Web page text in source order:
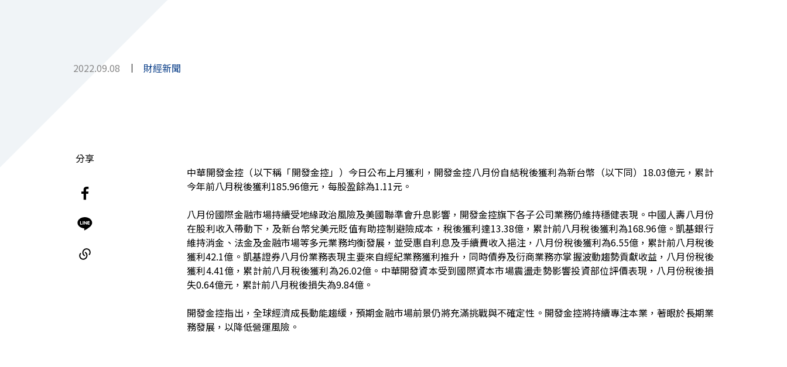
2022.09.08 財經新聞
分享
中華開發金控（以下稱「開發金控」）今日公布上月獲利，開發金控八月份自結稅後獲利為新台幣（以下同） 18.03億元，累計
今年前八月稅後獲利185.96億元，每股盈餘為1.11元。
八月份國際金融市場持續受地緣政治風險及美國聯準會升息影響，開發金控旗下各子公司業務仍維持穩健表現。中國人壽八月份
在股利收入帶動下，及新台幣兌美元貶值有助控制避險成本，稅後獲利達13.38億，累計前八月稅後獲利為168.96億。凱基銀行
維持消金、法金及金融市場等多元業務均衡發展，並受惠自利息及手續費收入挹注，八月份稅後獲利為6.55億，累計前八月稅後
獲利42.1億。凱基證券八月份業務表現主要來自經紀業務獲利推升，同時債券及衍商業務亦掌握波動趨勢貢獻收益，八月份稅後
獲利4.41億，累計前八月稅後獲利為26.02億。中華開發資本受到國際資本市場震盪走勢影響投資部位評價表現，八月份稅後損
失0.64億元，累計前八月稅後損失為9.84億。
開發金控指出，全球經濟成長動能趨緩，預期金融市場前景仍將充滿挑戰與不確定性。開發金控將持續專注本業，著眼於長期業
務發展，以降低營運風險。